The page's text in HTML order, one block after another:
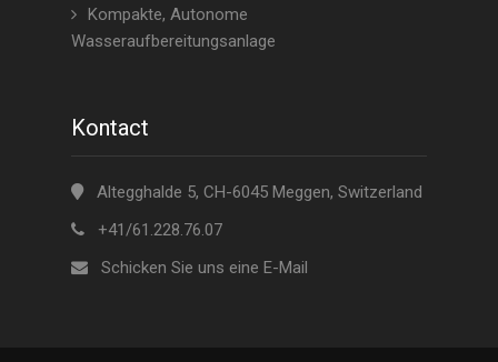
Kompakte, Autonome
Wasseraufbereitungsanlage
Kontact
Altegghalde 5, CH-6045 Meggen, Switzerland
+41/61.228.76.07
Schicken Sie uns eine E-Mail